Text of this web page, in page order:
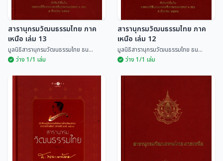
สารานุกรมวัฒนธรรมไทย
ภาคเหนือ เล่ม 13
มูลนิธิสารานุกรมวัฒนธรรมไทย
สารานุกรมวัฒนธรรมไทย ภาค
เหนือ เล่ม 13
มูลนิธิสารานุกรมวัฒนธรรมไทย ธน...
ว่าง 1/1 เล่ม
สารานุกรมวัฒนธรรมไทย
ภาคเหนือ เล่ม 12
มูลนิธิสารานุกรมวัฒนธรรมไทย
สารานุกรมวัฒนธรรมไทย ภาค
เหนือ เล่ม 12
มูลนิธิสารานุกรมวัฒนธรรมไทย ธน...
ว่าง 1/1 เล่ม